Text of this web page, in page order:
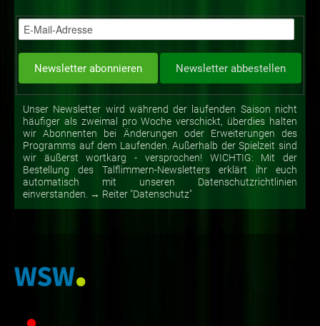
Unser Newsletter wird während der laufenden Saison nicht
häufiger als zweimal pro Woche verschickt, überdies halten
wir Abonnenten bei Änderungen oder Erweiterungen des
Programms auf dem Laufenden. Außerhalb der Spielzeit sind
wir äußerst wortkarg - versprochen! WICHTIG: Mit der
Bestellung des Talflimmern-Newsletters erklärt ihr euch
automatisch mit unseren Datenschutzrichtlinien
einverstanden. → Reiter "Datenschutz"